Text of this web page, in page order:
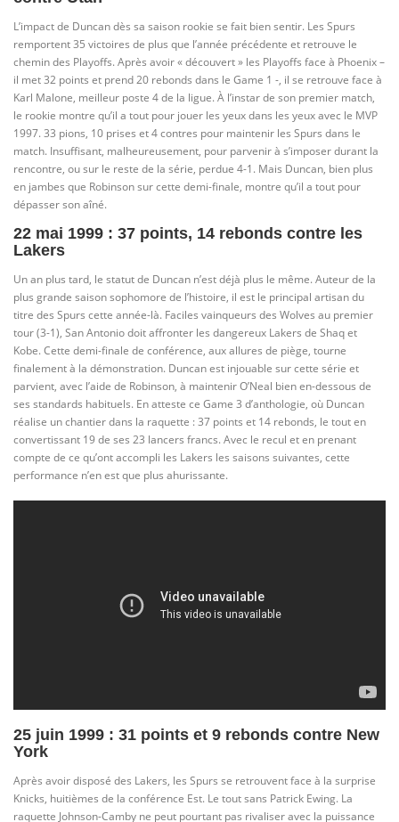
L’impact de Duncan dès sa saison rookie se fait bien sentir. Les Spurs
remportent 35 victoires de plus que l’année précédente et retrouve le
chemin des Playoffs. Après avoir « découvert » les Playoffs face à Phoenix –
il met 32 points et prend 20 rebonds dans le Game 1 -, il se retrouve face à
Karl Malone, meilleur poste 4 de la ligue. À l’instar de son premier match,
le rookie montre qu’il a tout pour jouer les yeux dans les yeux avec le MVP
1997. 33 pions, 10 prises et 4 contres pour maintenir les Spurs dans le
match. Insuffisant, malheureusement, pour parvenir à s’imposer durant la
rencontre, ou sur le reste de la série, perdue 4-1. Mais Duncan, bien plus
en jambes que Robinson sur cette demi-finale, montre qu’il a tout pour
dépasser son aîné.
22 mai 1999 : 37 points, 14 rebonds contre les
Lakers
Un an plus tard, le statut de Duncan n’est déjà plus le même. Auteur de la
plus grande saison sophomore de l’histoire, il est le principal artisan du
titre des Spurs cette année-là. Faciles vainqueurs des Wolves au premier
tour (3-1), San Antonio doit affronter les dangereux Lakers de Shaq et
Kobe. Cette demi-finale de conférence, aux allures de piège, tourne
finalement à la démonstration. Duncan est injouable sur cette série et
parvient, avec l’aide de Robinson, à maintenir O’Neal bien en-dessous de
ses standards habituels. En atteste ce Game 3 d’anthologie, où Duncan
réalise un chantier dans la raquette : 37 points et 14 rebonds, le tout en
convertissant 19 de ses 23 lancers francs. Avec le recul et en prenant
compte de ce qu’ont accompli les Lakers les saisons suivantes, cette
performance n’en est que plus ahurissante.
25 juin 1999 : 31 points et 9 rebonds contre New
York
Après avoir disposé des Lakers, les Spurs se retrouventface à la surprise
Knicks, huitièmes de la conférence Est. Le tout sans Patrick Ewing. La
raquette Johnson-Camby ne peut pourtant pas rivaliser avec la puissance